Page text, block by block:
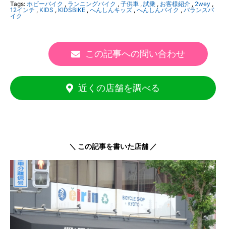
Tags: ホビーバイク , ランニングバイク , 子供車 , 試乗 , お客様紹介 , 2wey ,
12インチ , KIDS , KIDSBIKE , へんしんキッズ , へんしんバイク , バランスバ
イク
この記事への問い合わせ
近くの店舗を調べる
＼ この記事を書いた店舗 ／